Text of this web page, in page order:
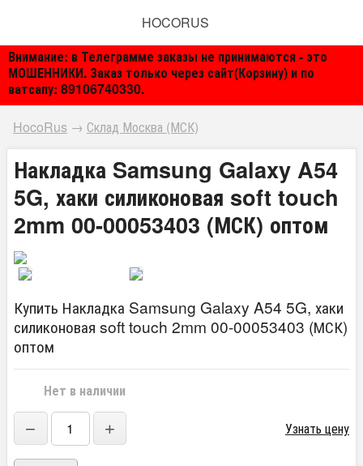
Внимание: в Телеграмме заказы не принимаются - это
МОШЕННИКИ. Заказ только через сайт(Корзину) и по
ватсапу: 89106740330.
HOCORUS
HocoRus → Склад Москва (МСК)
Накладка Samsung Galaxy A54
5G, хаки силиконовая soft touch
2mm 00-00053403 (МСК) оптом
Купить Накладка Samsung Galaxy A54 5G, хаки
силиконовая soft touch 2mm 00-00053403 (МСК)
оптом
Нет в наличии
− + Узнать цену